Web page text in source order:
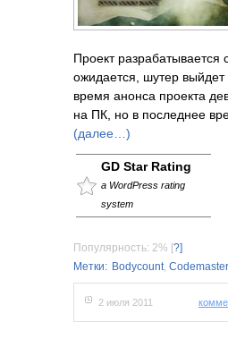
Проект
ожидается, шутер
время анонса проекта
на ПК, но в последнее
(далее…)
GD Star Rating
a WordPress rating
system
Популярность: 2% [?]
Метки: Bodycount,
2 июля 2011